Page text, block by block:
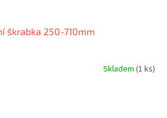
škrabka 250-710mm
Skladem (1 ks)